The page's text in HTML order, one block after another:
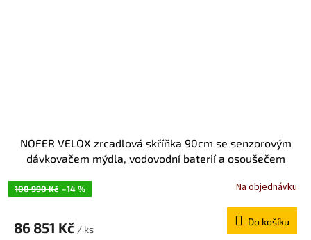
100 990 Kč –14 %
NOFER VELOX zrcadlová skříňka 90cm se senzorovým
dávkovačem mýdla, vodovodní baterií a osoušečem
Na objednávku
86 851 Kč / ks
Do košíku